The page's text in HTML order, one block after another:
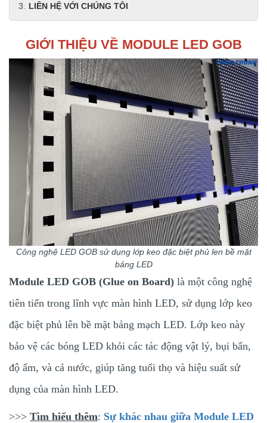
LIÊN HỆ VỚI CHÚNG TÔI
GIỚI THIỆU VỀ MODULE LED GOB
Công nghệ LED GOB sử dụng lớp keo đặc biệt phủ len bề mặt
bảng LED
Module LED GOB (Glue on Board) là một công nghệ
tiên tiến trong lĩnh vực màn hình LED, sử dụng lớp keo
đặc biệt phủ lên bề mặt bảng mạch LED. Lớp keo này
bảo vệ các bóng LED khỏi các tác động vật lý, bụi bẩn,
độ ẩm, và cả nước, giúp tăng tuổi thọ và hiệu suất sử
dụng của màn hình LED.
>>> Tìm hiểu thêm: Sự khác nhau giữa Module LED